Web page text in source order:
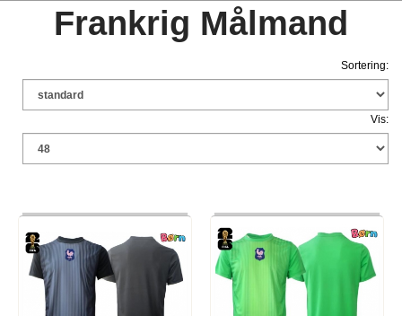
Frankrig Målmand
Sortering:
Vis: